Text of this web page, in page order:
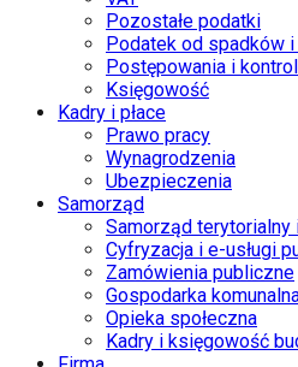
Pozostałe podatki
Podatek od spadków
Postępowania i
Księgowość
Kadry i płace
Prawo pracy
Wynagrodzenia
Ubezpieczenia
Samorząd
Samorząd terytorialny
Cyfryzacja i e-usługi
Zamówienia publiczne
Gospodarka
Opieka społeczna
Kadry i księgowość